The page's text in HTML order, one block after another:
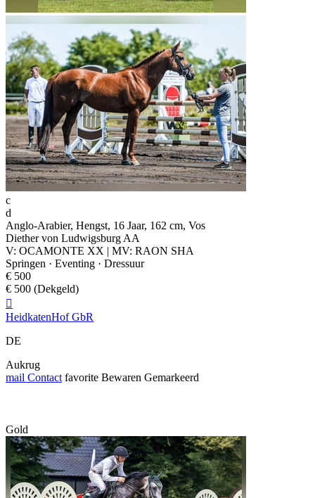
c
d
Anglo-Arabier, Hengst, 16 Jaar, 162 cm, Vos
Diether von Ludwigsburg AA
V: OCAMONTE XX | MV: RAON SHA
Springen · Eventing · Dressuur
€ 500
€ 500 (Dekgeld)

HeidkatenHof GbR
DE
Aukrug
mail Contact favorite Bewaren Gemarkeerd
Gold